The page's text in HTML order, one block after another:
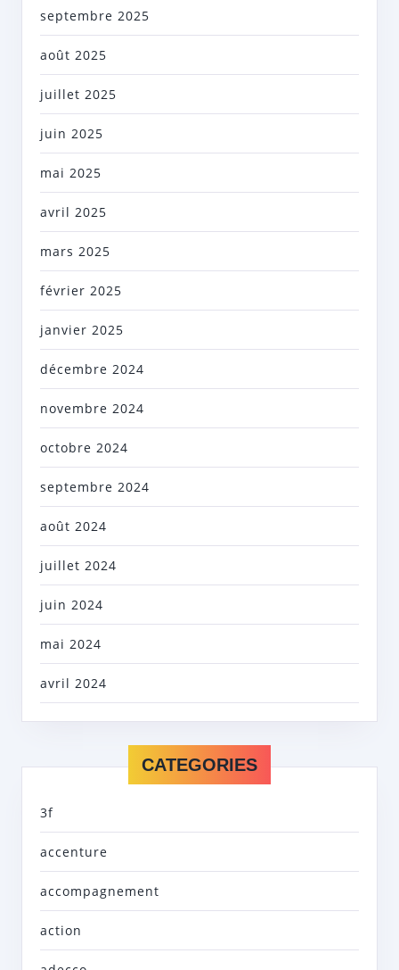
septembre 2025
août 2025
juillet 2025
juin 2025
mai 2025
avril 2025
mars 2025
février 2025
janvier 2025
décembre 2024
novembre 2024
octobre 2024
septembre 2024
août 2024
juillet 2024
juin 2024
mai 2024
avril 2024
CATEGORIES
3f
accenture
accompagnement
action